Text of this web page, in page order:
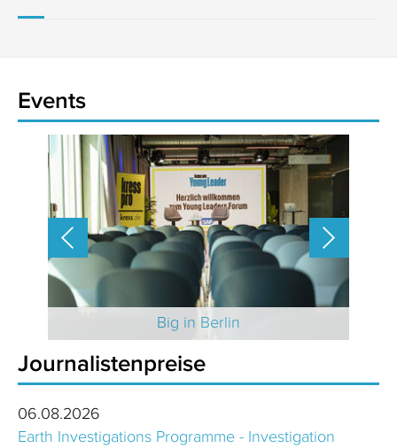
Events
Big in Berlin
Journalistenpreise
06.08.2026
Earth Investigations Programme - Investigation